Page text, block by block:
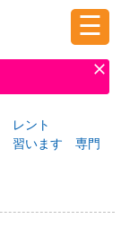
☰
レント
習います
専門